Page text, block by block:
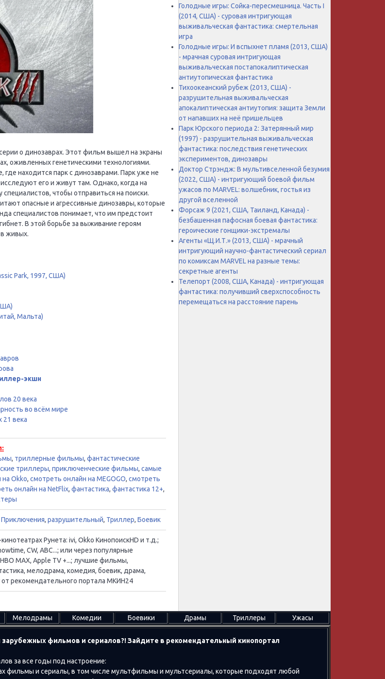
о динозаврах. Этот фильм вышел на экраны
оживленных генетическими технологиями.
находится парк с динозаврами. Парк уже не
его и живут там. Однако, когда на
чтобы отправиться на поиски.
опасные и агрессивные динозавры, которые
специалистов понимает, что им предстоит
В этой борьбе за выживание героям
живых.
Park, 1997, США)
Мальта)
экшн
20 века
во всём мире
21 века
, триллерные фильмы, фантастические
триллеры, приключенческие фильмы, самые
Okko, смотреть онлайн на MEGOGO, смотреть
онлайн на NetFlix, фантастика, фантастика 12+,
Приключения, разрушительный, Триллер, Боевик
Рунета: ivi, Okko КинопоискHD и т.д.;
CW, ABC...; или через популярные
MAX, Apple TV +...; лучшие фильмы,
мелодрама, комедия, боевик, драма,
от рекомендательного портала МКИН24
Голодные игры: Сойка-пересмешница. Часть I
(2014, США) - суровая интригующая
выживальческая фантастика: смертельная
игра
Голодные игры: И вспыхнет пламя (2013, США)
- мрачная суровая интригующая
выживальческая постапокалиптическая
антиутопическая фантастика
Тихоокеанский рубеж (2013, США) -
разрушительная выживальческая
апокалиптическая антиутопия: защита Земли
от напавших на неё пришельцев
Парк Юрского периода 2: Затерянный мир
(1997) - разрушительная выживальческая
фантастика: последствия генетических
экспериментов, динозавры
Доктор Стрэндж: В мультивселенной безумия
(2022, США) - интригующий боевой фильм
ужасов по MARVEL: волшебник, гостья из
другой вселенной
Форсаж 9 (2021, США, Таиланд, Канада) -
безбашенная пафосная боевая фантастика:
героические гонщики-экстремалы
Агенты «Щ.И.Т.» (2013, США) - мрачный
интригующий научно-фантастический сериал
по комиксам MARVEL на разные темы:
секретные агенты
Телепорт (2008, США, Канада) - интригующая
фантастика: получивший сверхспособность
перемещаться на расстояние парень
Мелодрамы Комедии Боевики Драмы Триллеры Ужасы
зарубежных фильмов и сериалов?! Зайдите в рекомендательный кинопортал
за все годы под настроение:
фильмы и сериалы, в том числе мультфильмы и мультсериалы, которые подходят любой